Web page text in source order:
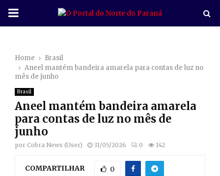
P
M
A
R
Home
Brasil
Aneel mantém bandeira amarela para contas de luz no
mês de junho
Brasil
Aneel mantém bandeira amarela
para contas de luz no mês de
junho
por Cobra News (User) 31/05/2026 0 142
COMPARTILHAR 0